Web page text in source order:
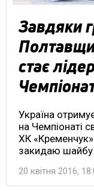
Завдяки
стає
Україна
на Чемпіонаті
ХК
закидаю шайбу
20 квітня 2016,